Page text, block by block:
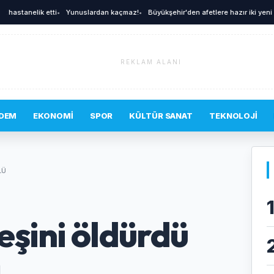
etti• Yunuslardan kaçmaz!• Büyükşehir'den afetlere hazır iki yeni
REKLAM ALANI
EKONOMI SPOR KÜLTÜR SANAT TEKNOLOJI
öldürdü
1